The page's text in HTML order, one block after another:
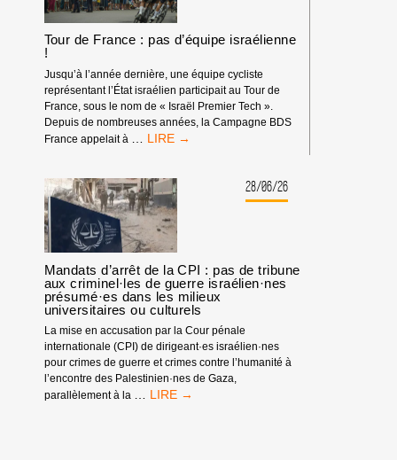
Tour de France : pas d’équipe israélienne
!
Jusqu’à l’année dernière, une équipe cycliste
représentant l’État israélien participait au Tour de
France, sous le nom de « Israël Premier Tech ».
Depuis de nombreuses années, la Campagne BDS
France appelait à
TOUR
:
PAS
D’ÉQUIPE
ISRAÉLIENNE
!
28/06/26
Mandats d’arrêt de la CPI : pas de tribune
aux criminel·les de guerre israélien·nes
présumé·es dans les milieux
universitaires ou culturels
La mise en accusation par la Cour pénale
internationale (CPI) de dirigeant·es israélien·nes
pour crimes de guerre et crimes contre l’humanité à
l’encontre des Palestinien·nes de Gaza,
parallèlement à la … MANDATS